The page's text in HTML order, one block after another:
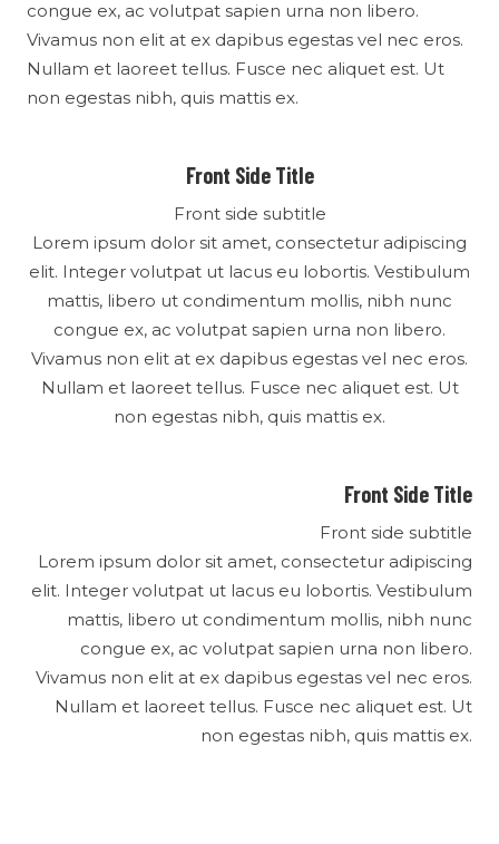
congue ex, ac volutpat sapien urna non libero.
Vivamus non elit at ex dapibus egestas vel nec eros.
Nullam et laoreet tellus. Fusce nec aliquet est. Ut
non egestas nibh, quis mattis ex.
Front Side Title
Front side subtitle
Lorem ipsum dolor sit amet, consectetur adipiscing
elit. Integer volutpat ut lacus eu lobortis. Vestibulum
mattis, libero ut condimentum mollis, nibh nunc
congue ex, ac volutpat sapien urna non libero.
Vivamus non elit at ex dapibus egestas vel nec eros.
Nullam et laoreet tellus. Fusce nec aliquet est. Ut
non egestas nibh, quis mattis ex.
Front Side Title
Front side subtitle
Lorem ipsum dolor sit amet, consectetur adipiscing
elit. Integer volutpat ut lacus eu lobortis. Vestibulum
mattis, libero ut condimentum mollis, nibh nunc
congue ex, ac volutpat sapien urna non libero.
Vivamus non elit at ex dapibus egestas vel nec eros.
Nullam et laoreet tellus. Fusce nec aliquet est. Ut
non egestas nibh, quis mattis ex.